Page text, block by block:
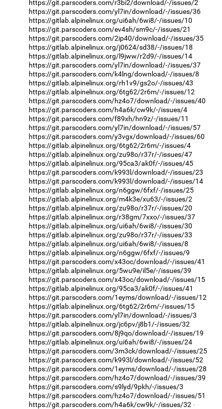
https://git.parscoders.com/r3bi2/download/-/issues/2
https://git.parscoders.com/yl7in/download/-/issues/36
https://gitlab.alpinelinux.org/ui6ah/6wi8/-/issues/10
https://git.parscoders.com/ev4sh/sm9c/-/issues/21
https://git.parscoders.com/2ip40/download/-/issues/35
https://gitlab.alpinelinux.org/j0624/sd38/-/issues/18
https://gitlab.alpinelinux.org/l9jww/r2d9/-/issues/14
https://git.parscoders.com/yl7in/download/-/issues/37
https://git.parscoders.com/k4lng/download/-/issues/8
https://gitlab.alpinelinux.org/rh1v9/gs2o/-/issues/43
https://gitlab.alpinelinux.org/6tg62/2r6m/-/issues/12
https://git.parscoders.com/hz4o7/download/-/issues/40
https://git.parscoders.com/h4a6k/cw9k/-/issues/4
https://git.parscoders.com/f89xh/hn9z/-/issues/11
https://git.parscoders.com/yl7in/download/-/issues/57
https://git.parscoders.com/y3vgx/download/-/issues/60
https://gitlab.alpinelinux.org/6tg62/2r6m/-/issues/4
https://gitlab.alpinelinux.org/zu98o/r37r/-/issues/47
https://gitlab.alpinelinux.org/95ca3/ak0f/-/issues/45
https://git.parscoders.com/k993l/download/-/issues/23
https://git.parscoders.com/k993l/download/-/issues/14
https://gitlab.alpinelinux.org/n6ggw/6fxf/-/issues/25
https://gitlab.alpinelinux.org/m4k3e/xu63/-/issues/2
https://gitlab.alpinelinux.org/zu98o/r37r/-/issues/20
https://gitlab.alpinelinux.org/r38gm/7xxo/-/issues/37
https://gitlab.alpinelinux.org/ui6ah/6wi8/-/issues/30
https://gitlab.alpinelinux.org/zu98o/r37r/-/issues/33
https://gitlab.alpinelinux.org/ui6ah/6wi8/-/issues/8
https://gitlab.alpinelinux.org/n6ggw/6fxf/-/issues/9
https://git.parscoders.com/x43oc/download/-/issues/41
https://gitlab.alpinelinux.org/5wu9e/il5e/-/issues/39
https://git.parscoders.com/x43oc/download/-/issues/15
https://gitlab.alpinelinux.org/95ca3/ak0f/-/issues/41
https://git.parscoders.com/1eyms/download/-/issues/12
https://gitlab.alpinelinux.org/6tg62/2r6m/-/issues/15
https://git.parscoders.com/yl7in/download/-/issues/3
https://gitlab.alpinelinux.org/jc6pv/j8b1/-/issues/32
https://git.parscoders.com/8j9qo/download/-/issues/19
https://gitlab.alpinelinux.org/ui6ah/6wi8/-/issues/24
https://git.parscoders.com/3m3ck/download/-/issues/25
https://git.parscoders.com/k993l/download/-/issues/52
https://git.parscoders.com/1eyms/download/-/issues/28
https://git.parscoders.com/hz4o7/download/-/issues/39
https://git.parscoders.com/s9lyd/9pkh/-/issues/3
https://git.parscoders.com/hz4o7/download/-/issues/51
https://git.parscoders.com/h4a6k/cw9k/-/issues/32